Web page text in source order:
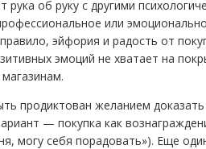
рука об руку с другими
или
эйфория и радость от
эмоций не хватает на
продиктован желанием
— покупка как
могу себя порадовать»). Еще